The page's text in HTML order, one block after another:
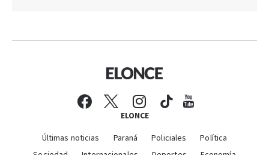
ELONCE
Últimas noticias Paraná Policiales
Política